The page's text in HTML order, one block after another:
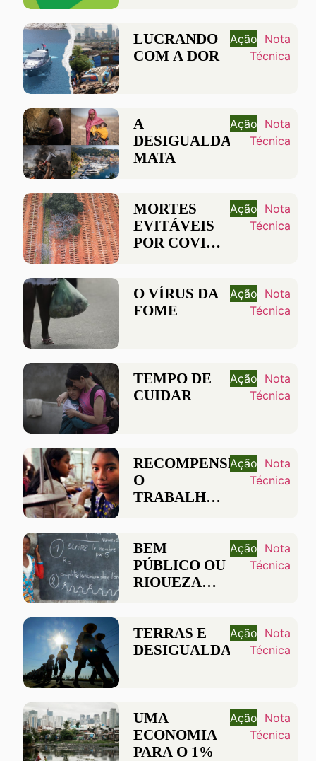
LUCRANDO
COM A DOR
Ação Nota
Técnica
A
DESIGUALDADE
MATA
Ação Nota
Técnica
MORTES
EVITÁVEIS
POR COVID-
Ação Nota
Técnica
O VÍRUS DA
FOME
Ação Nota
Técnica
TEMPO DE
CUIDAR
Ação Nota
Técnica
RECOMPENSEM
O
TRABALHO,
Ação Nota
Técnica
BEM
PÚBLICO OU
RIQUEZA
Ação Nota
Técnica
TERRAS E
DESIGUALDADE
Ação Nota
Técnica
UMA
ECONOMIA
PARA O 1%
Ação Nota
Técnica